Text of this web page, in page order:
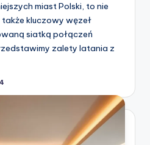
miast Polski, to nie
kluczowy węzeł
siatką połączeń
zalety latania z